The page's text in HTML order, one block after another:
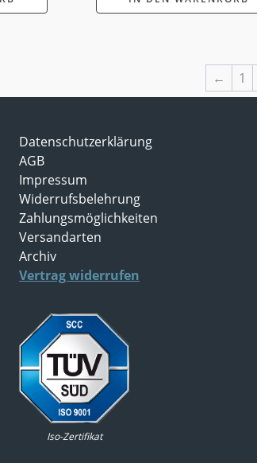
← 1
Datenschutzerklärung
AGB
Impressum
Widerrufsbelehrung
Zahlungsmöglichkeiten
Versandarten
Archiv
Vertrag widerrufen
Iso-Zertifikat